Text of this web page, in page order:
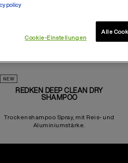
NEW
REDKEN DEEP CLEAN DRY
SHAMPOO
Trockenshampoo Spray, mit Reis- und
Aluminiumstärke.
policy
Cookie-Einstellungen
Alle